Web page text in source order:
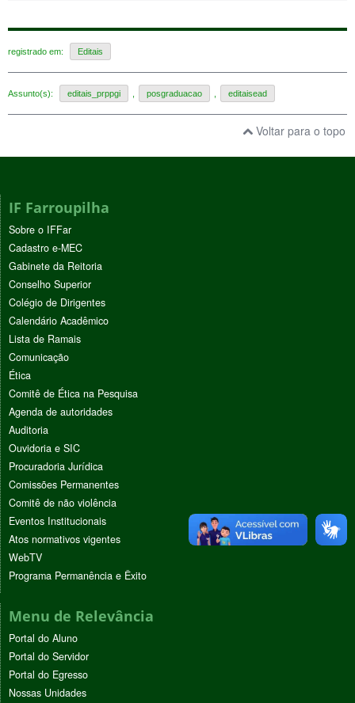
registrado em: Editais
Assunto(s): editais_prppgi posgraduacao editaisead
Voltar para o topo
IF Farroupilha
Sobre o IFFar
Cadastro e-MEC
Gabinete da Reitoria
Conselho Superior
Colégio de Dirigentes
Calendário Acadêmico
Lista de Ramais
Comunicação
Ética
Comitê de Ética na Pesquisa
Agenda de autoridades
Auditoria
Ouvidoria e SIC
Procuradoria Jurídica
Comissões Permanentes
Comitê de não violência
Eventos Institucionais
Atos normativos vigentes
WebTV
Programa Permanência e Êxito
Menu de Relevância
Portal do Aluno
Portal do Servidor
Portal do Egresso
Nossas Unidades